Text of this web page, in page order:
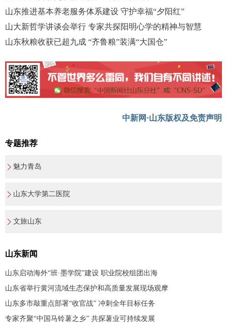
山东推进基本养老服务体系建设 守护幸福“夕阳红”
山大新哲学讲谈会举行 专家共探阳明心学的精神与智慧
山东秋粮收获已超九成 “齐鲁粮”装满“大国仓”
中新网·山东版权及免责声明
专题推荐
魅力青岛
山东大学第二医院
文旅山东
山东新闻
山东启动海外“班·墨学院”建设 职业院校组团出海
山东省举行黄河流域生态保护和高质量发展现场观摩
山东多市敲重点部署“收官战” 冲刺全年目标任务
专家齐聚“中国马铃薯之乡” 共探薯业可持续发展